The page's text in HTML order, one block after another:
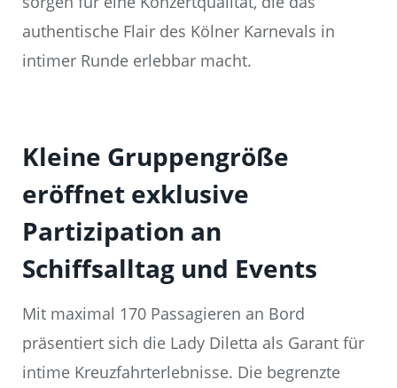
authentische Flair des Kölner Karnevals in
intimer Runde erlebbar macht.
Kleine Gruppengröße
eröffnet exklusive
Partizipation an
Schiffsalltag und Events
Mit maximal 170 Passagieren an Bord
präsentiert sich die Lady Diletta als Garant für
intime Kreuzfahrterlebnisse. Die begrenzte